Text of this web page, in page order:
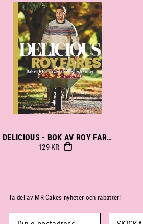
DELICIOUS - BOK AV ROY FARES
129 KR
Ta del av MR Cakes nyheter och rabatter!